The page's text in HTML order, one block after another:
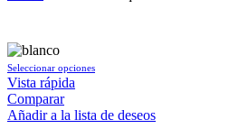
Seleccionar opcionesEste
múltiples
Vista rápida
Comparar
Añadir a la lista de deseos